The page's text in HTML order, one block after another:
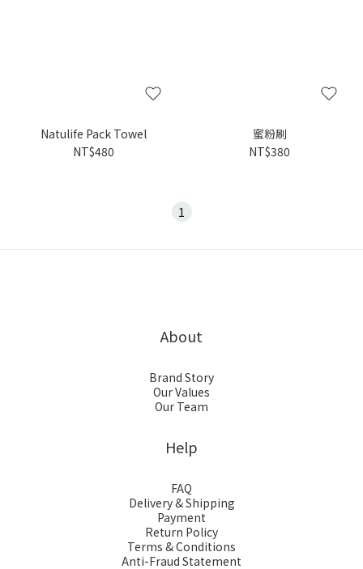
Natulife Pack Towel
NT$480
蜜粉刷
NT$380
1
About
Brand Story
Our Values
Our Team
Help
FAQ
Delivery & Shipping
Payment
Return Policy
Terms & Conditions
Anti-Fraud Statement